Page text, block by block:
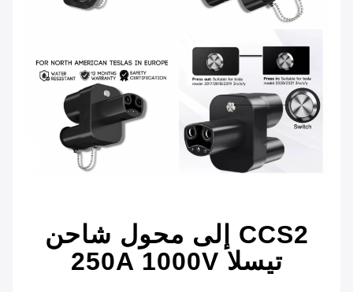
CCS2 إلى محول شاحن
تيسلا 250A 1000V